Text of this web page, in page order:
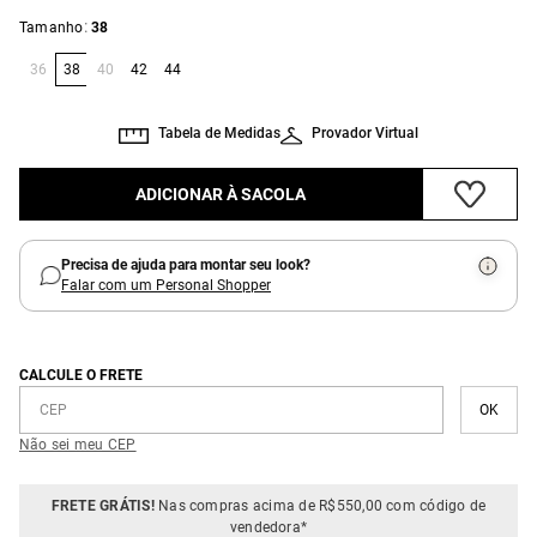
Tamanho: 38
36 38 40 42 44
Provador Virtual
Tabela de Medidas
ADICIONAR À SACOLA
Precisa de ajuda para montar seu look?
Falar com um Personal Shopper
CALCULE O FRETE
Não sei meu CEP
FRETE GRÁTIS!Nas compras acima de R$550,00 com código de
vendedora*